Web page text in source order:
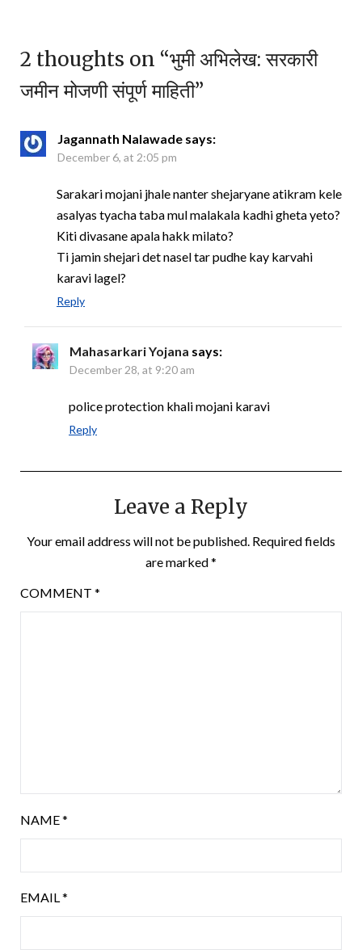
2 thoughts on “भुमी अभिलेख: सरकारी
जमीन मोजणी संपूर्ण माहिती”
Jagannath Nalawade says:
December 6, at 2:05 pm
Sarakari mojani jhale nanter shejaryane atikram kele
asalyas tyacha taba mul malakala kadhi gheta yeto?
Kiti divasane apala hakk milato?
Ti jamin shejari det nasel tar pudhe kay karvahi
karavi lagel?
Reply
Mahasarkari Yojana says:
December 28, at 9:20 am
police protection khali mojani karavi
Reply
Leave a Reply
Your email address will not be published. Required fields
are marked*
COMMENT *
NAME*
EMAIL*